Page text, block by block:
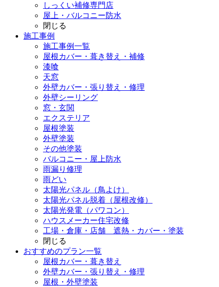
しっくい補修専門店
屋上・バルコニー防水
閉じる
施工事例
施工事例一覧
屋根カバー・葺き替え・補修
漆喰
天窓
外壁カバー・張り替え・修理
外壁シーリング
窓・玄関
エクステリア
屋根塗装
外壁塗装
その他塗装
バルコニー・屋上防水
雨漏り修理
雨どい
太陽光パネル（鳥よけ）
太陽光パネル脱着（屋根改修）
太陽光発電（パワコン）
ハウスメーカー住宅改修
工場・倉庫・店舗 遮熱・カバー・塗装
閉じる
おすすめのプラン一覧
屋根カバー・葺き替え
外壁カバー・張り替え・修理
屋根・外壁塗装